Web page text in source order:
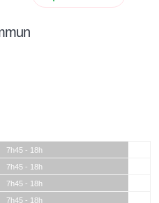
7h45 - 18h
7h45 - 18h
7h45 - 18h
7h45 - 18h